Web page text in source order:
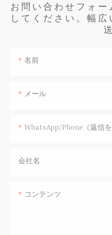
お問い合わせフォ
してください。幅
名前
メール
WhatsApp/Phone（返信
会社名
コンテンツ